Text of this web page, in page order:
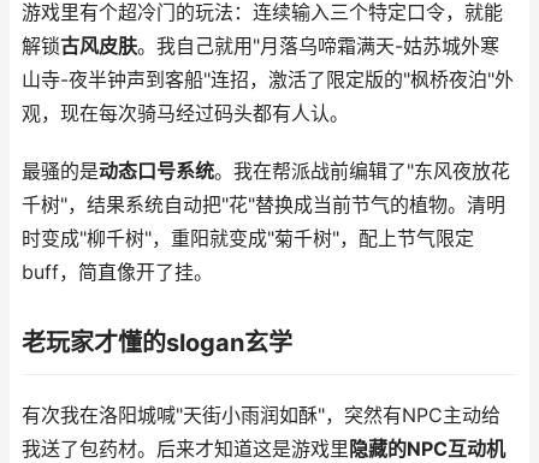
游戏里有个超冷门的玩法：连续输入三个特定口令，就能
解锁古风皮肤。我自己就用"月落乌啼霜满天-姑苏城外寒
山寺-夜半钟声到客船"连招，激活了限定版的"枫桥夜泊"外
观，现在每次骑马经过码头都有人认。
最骚的是动态口号系统。我在帮派战前编辑了"东风夜放花
千树"，结果系统自动把"花"替换成当前节气的植物。清明
时变成"柳千树"，重阳就变成"菊千树"，配上节气限定
buff，简直像开了挂。
老玩家才懂的slogan玄学
有次我在洛阳城喊"天街小雨润如酥"，突然有NPC主动给
我送了包药材。后来才知道这是游戏里 隐藏的NPC互动机